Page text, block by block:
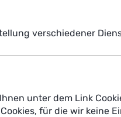
verschiedener
unter dem Link
für die wir keine